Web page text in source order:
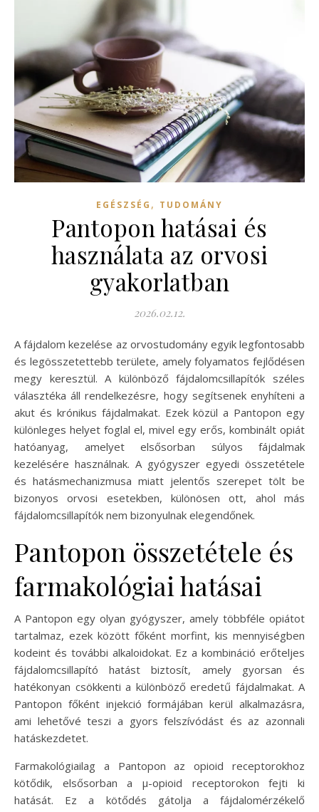
EGÉSZSÉG , TUDOMÁNY
Pantopon hatásai és
használata az orvosi
gyakorlatban
2026.02.12.
A fájdalom kezelése az orvostudomány egyik legfontosabb
és legösszetettebb területe, amely folyamatos fejlődésen
megy keresztül. A különböző fájdalomcsillapítók széles
választéka áll rendelkezésre, hogy segítsenek enyhíteni a
akut és krónikus fájdalmakat. Ezek közül a Pantopon egy
különleges helyet foglal el, mivel egy erős, kombinált opiát
hatóanyag, amelyet elsősorban súlyos fájdalmak
kezelésére használnak. A gyógyszer egyedi összetétele
és hatásmechanizmusa miatt jelentős szerepet tölt be
bizonyos orvosi esetekben, különösen ott, ahol más
fájdalomcsillapítók nem bizonyulnak elegendőnek.
Pantopon összetétele és
farmakológiai hatásai
A Pantopon egy olyan gyógyszer, amely többféle opiátot
tartalmaz, ezek között főként morfint, kis mennyiségben
kodeint és további alkaloidokat. Ez a kombináció erőteljes
fájdalomcsillapító hatást biztosít, amely gyorsan és
hatékonyan csökkenti a különböző eredetű fájdalmakat. A
Pantopon főként injekció formájában kerül alkalmazásra,
ami lehetővé teszi a gyors felszívódást és az azonnali
hatáskezdetet.
Farmakológiailag a Pantopon az opioid receptorokhoz
kötődik, elsősorban a μ-opioid receptorokon fejti ki
hatását. Ez a kötődés gátolja a fájdalomérzékelő